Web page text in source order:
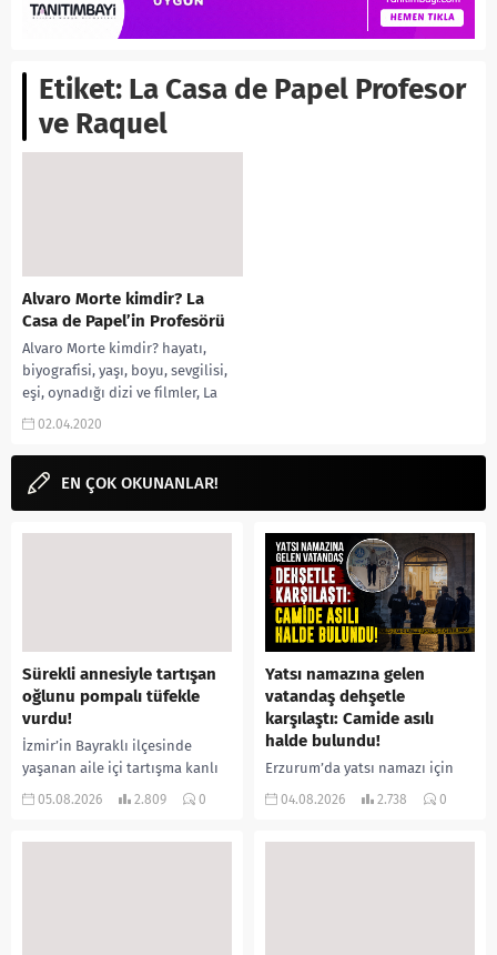
Etiket: La Casa de Papel Profesor
ve Raquel
Alvaro Morte kimdir? La
Casa de Papel’in Profesörü
Alvaro Morte kimdir? hayatı,
biyografisi, yaşı, boyu, sevgilisi,
eşi, oynadığı dizi ve filmler, La
Casa de Papel Profesör rolü gibi...
02.04.2020
EN ÇOK OKUNANLAR!
Sürekli annesiyle tartışan
oğlunu pompalı tüfekle
vurdu!
İzmir’in Bayraklı ilçesinde
yaşanan aile içi tartışma kanlı
bitti. İddiaya göre, uzun süredir
05.08.2026 2.809 0
Yatsı namazına gelen
vatandaş dehşetle
karşılaştı: Camide asılı
halde bulundu!
Erzurum’da yatsı namazı için
camiye gelen bir vatandaş,
04.08.2026 2.738 0